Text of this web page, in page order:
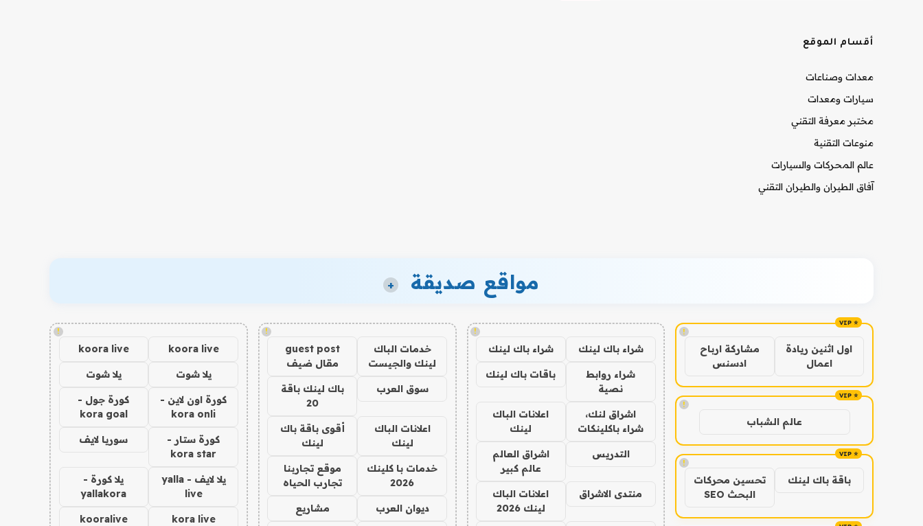
أقسام الموقع
معدات وصناعات
سيارات ومعدات
مختبر معرفة التقني
منوعات التقنية
عالم المحركات والسيارات
آفاق الطيران والطيران التقني
مواقع صديقة +
!
اول اثنين ريادة
اعمال
مشاركة ارباح
ادسنس
!
عالم الشباب
!
باقة باك لينك
تحسين محركات
البحث SEO
!
شراء باك لينك شراء باك لينك
شراء روابط
نصية
باقات باك لينك
اشراق لنك،
شراء باكلينكات
اعلانات الباك
لينك
التدريس
اشراق العالم
عالم كبير
منتدى الاشراق
اعلانات الباك
لينك 2026
!
خدمات الباك
لينك والجيست
guest post
مقال ضيف
سوق العرب
باك لينك باقة
20
اعلانات الباك
لينك
أقوى باقة باك
لينك
خدمات با كلينك
2026
موقع تجاربنا
تجارب الحياه
ديوان العرب مشاريع
!
koora live
koora live
يلا شوت يلا شوت
كورة اون لاين -
kora onli
كورة جول -
kora goal
كورة ستار -
kora star
سوريا لايف
يلا لايف - yalla
live
يلا كورة -
yallakora
kora live
kooralive